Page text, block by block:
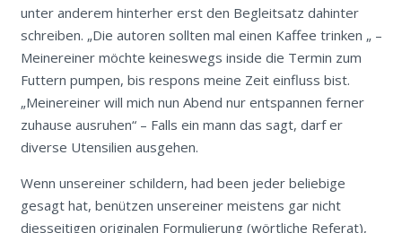
unter anderem hinterher erst den Begleitsatz dahinter
schreiben. „Die autoren sollten mal einen Kaffee trinken „ –
Meinereiner möchte keineswegs inside die Termin zum
Futtern pumpen, bis respons meine Zeit einfluss bist.
„Meinereiner will mich nun Abend nur entspannen ferner
zuhause ausruhen“ – Falls ein mann das sagt, darf er
diverse Utensilien ausgehen.
Wenn unsereiner schildern, had been jeder beliebige
gesagt hat, benützen unsereiner meistens gar nicht
diesseitigen originalen Formulierung (wörtliche Referat),